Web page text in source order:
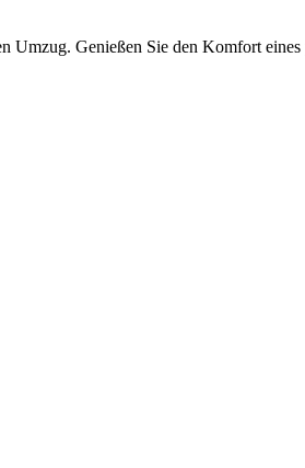
Umzug. Genießen Sie den Komfort eines